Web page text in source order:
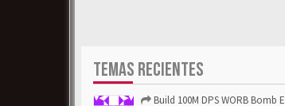
TEMAS RECIENTES
Build 100M DPS WORB Bomb Elementalist Fast - Grab POE Curren...